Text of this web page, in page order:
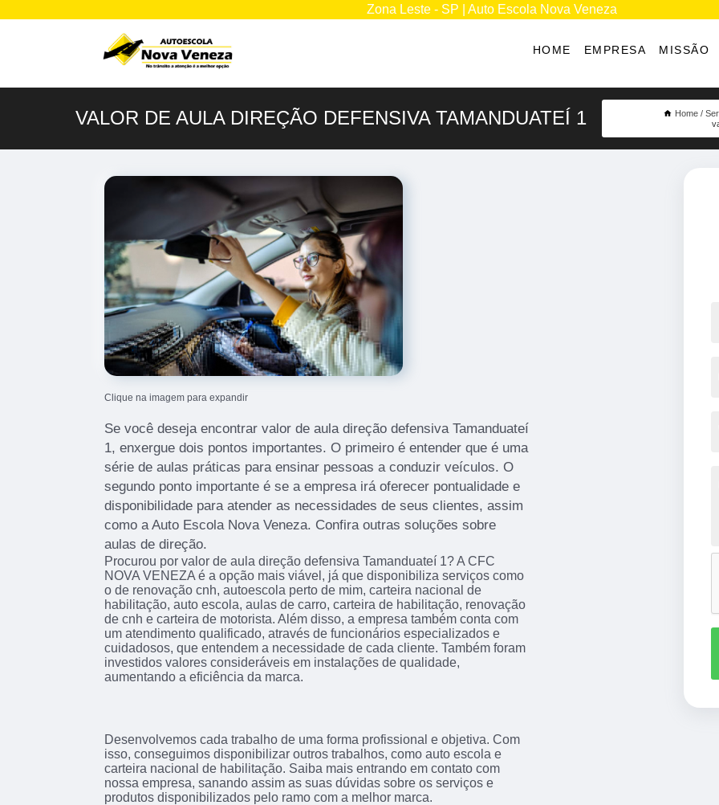
Zona Leste - SP | Auto Escola Nova Veneza
HOME EMPRESA MISSÃO
VALOR DE AULA DIREÇÃO DEFENSIVA TAMANDUATEÍ 1 Home
Clique na imagem para expandir
Se você deseja encontrar valor de aula direção defensiva Tamanduateí
1, enxergue dois pontos importantes. O primeiro é entender que é uma
série de aulas práticas para ensinar pessoas a conduzir veículos. O
segundo ponto importante é se a empresa irá oferecer pontualidade e
disponibilidade para atender as necessidades de seus clientes, assim
como a Auto Escola Nova Veneza. Confira outras soluções sobre
aulas de direção.
Procurou por valor de aula direção defensiva Tamanduateí 1? A CFC
NOVA VENEZA é a opção mais viável, já que disponibiliza serviços como
o de renovação cnh, autoescola perto de mim, carteira nacional de
habilitação, auto escola, aulas de carro, carteira de habilitação, renovação
de cnh e carteira de motorista. Além disso, a empresa também conta com
um atendimento qualificado, através de funcionários especializados e
cuidadosos, que entendem a necessidade de cada cliente. Também foram
investidos valores consideráveis em instalações de qualidade,
aumentando a eficiência da marca.
Desenvolvemos cada trabalho de uma forma profissional e objetiva. Com
isso, conseguimos disponibilizar outros trabalhos, como auto escola e
carteira nacional de habilitação. Saiba mais entrando em contato com
nossa empresa, sanando assim as suas dúvidas sobre os serviços e
produtos disponibilizados pelo ramo com a melhor marca.